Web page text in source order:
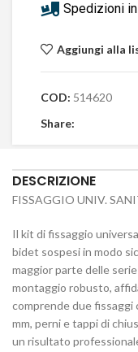
Spedizioni
Aggiungi alla
COD: 514620
Share:
DESCRIZIONE
FISSAGGIO UNIV.
Il kit di fissaggio
bidet sospesi in modo
maggior parte delle
montaggio robusto,
comprende due fissaggi
mm, perni e tappi di
un risultato